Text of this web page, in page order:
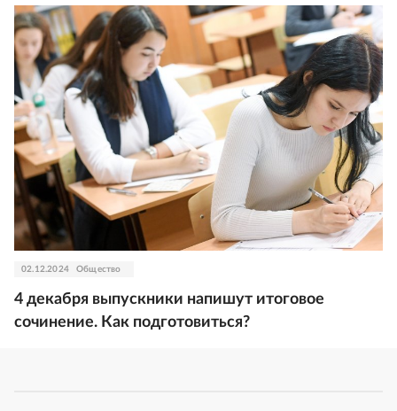
02.12.2024 Общество
4 декабря выпускники напишут итоговое
сочинение. Как подготовиться?